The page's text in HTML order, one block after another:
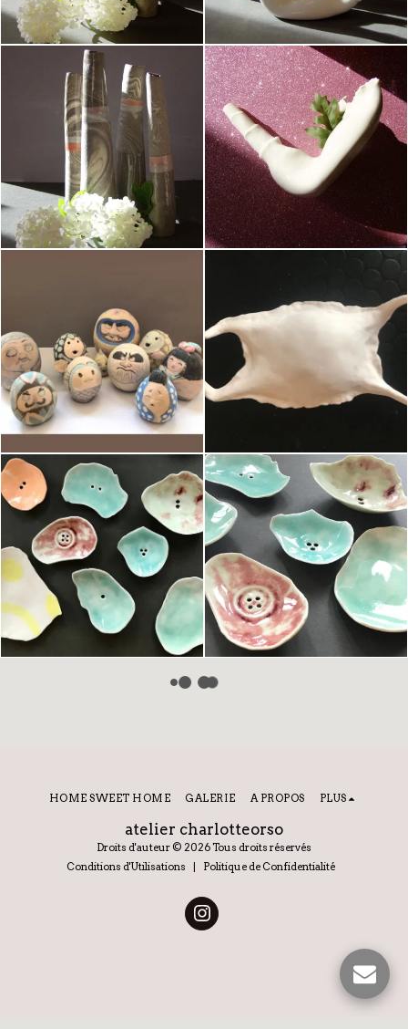
atelier charlotteorso
Droits d'auteur © 2026 Tous droits réservés
Conditions d'Utilisations | Politique de Confidentialité
HOME SWEET HOME GALERIE A PROPOS PLUS